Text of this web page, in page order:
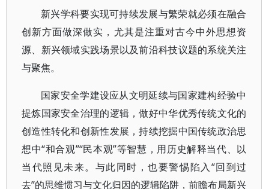
新兴学科要实现可持续发展与繁荣就必须在融合
创新方面做深做实，尤其是注重对古今中外思想资
源、新兴领域实践场景以及前沿科技议题的系统关注
与聚焦。
国家安全学建设应从文明延续与国家建构经验中
提炼国家安全治理的逻辑，做好中华优秀传统文化的
创造性转化和创新性发展，持续挖掘中国传统政治思
想中“和合观”“民本观”等智慧，用历史解释当代、以
当代照见未来。与此同时，也要警惕陷入“回到过
去”的思维惯习与文化归因的逻辑陷阱，前瞻布局新兴